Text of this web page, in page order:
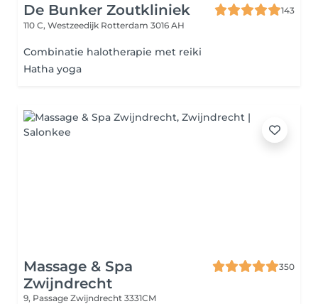
De Bunker Zoutkliniek
143
110 C, Westzeedijk Rotterdam 3016 AH
Combinatie halotherapie met reiki
Hatha yoga
Massage & Spa
Zwijndrecht
350
9, Passage Zwijndrecht 3331CM